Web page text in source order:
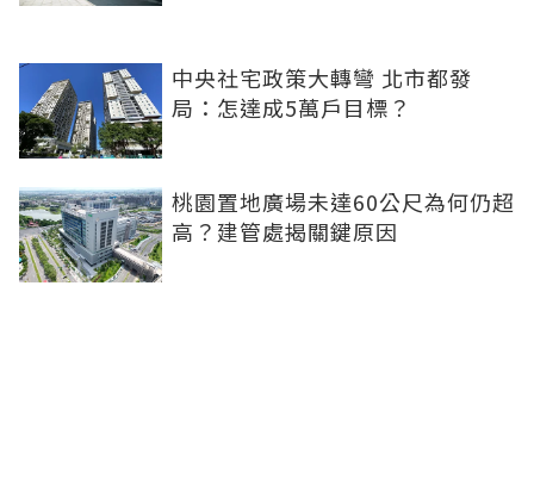
中央社宅政策大轉彎 北市都發
局：怎達成5萬戶目標？
桃園置地廣場未達60公尺為何仍超
高？建管處揭關鍵原因